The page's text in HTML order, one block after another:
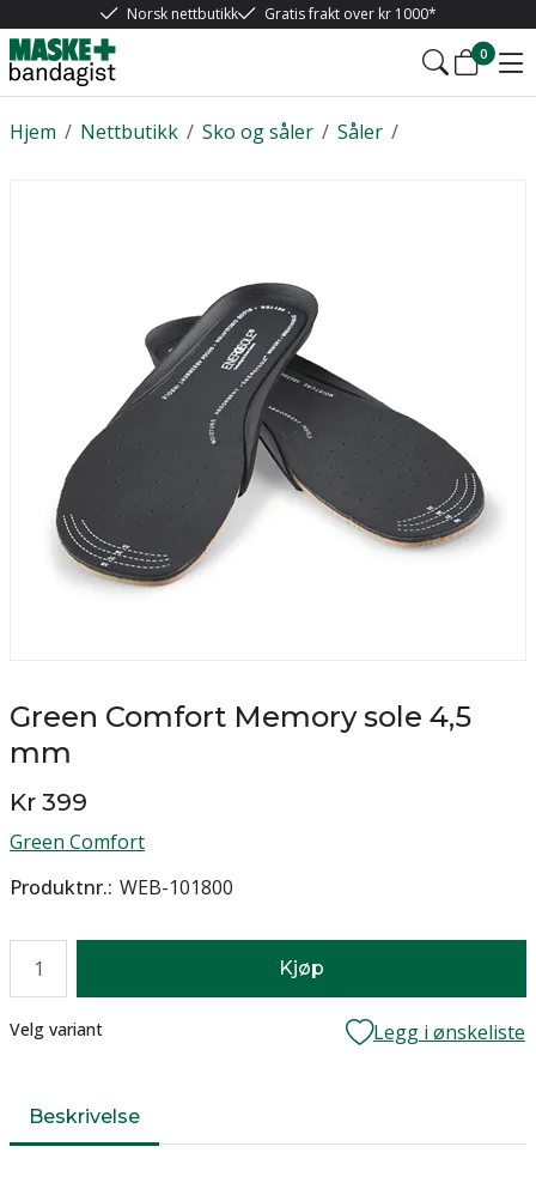
Norsk nettbutikk Gratis frakt over kr 1000*
0
/
Hjem /
Nettbutikk /
Sko og såler /
Såler
Green Comfort Memory sole 4,5
mm
Kr 399
Green Comfort
Produktnr. WEB-101800
Kjøp
Lager
Velg variant Legg i ønskeliste
Beskrivelse